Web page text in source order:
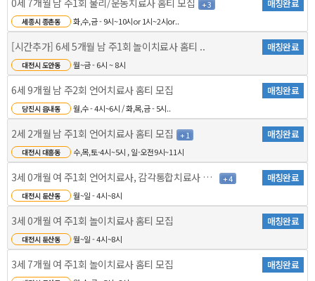
0세 7개월 남 주1회 물리/운동치료사 홈티 모집 + 3 매칭완료
세종시 종촌동 화,수,금 - 9시~10시or 1시~2시or..
[시간추가] 6세 5개월 남 주1회 놀이치료사 홈티 .. 매칭완료
대전시 도안동 월~금 - 6시 ~ 8시
6세 9개월 남 주2회 언어치료사 홈티 모집 매칭완료
당진시 읍내동 월,수 - 4시~6시 / 화,목,금 - 5시..
2세 2개월 남 주1회 언어치료사 홈티 모집 + 1 매칭완료
대전시 대흥동 수,목,토-4시~5시 , 일-오전9시~11시
3세 0개월 여 주1회 언어치료사, 감각통합치료사 홈티.. + 4 매칭완료
대전시 둔산동 월~일 - 4시~8시
3세 0개월 여 주1회 놀이치료사 홈티 모집 매칭완료
대전시 둔산동 월~일 - 4시~8시
3세 7개월 여 주1회 놀이치료사 홈티 모집 매칭완료